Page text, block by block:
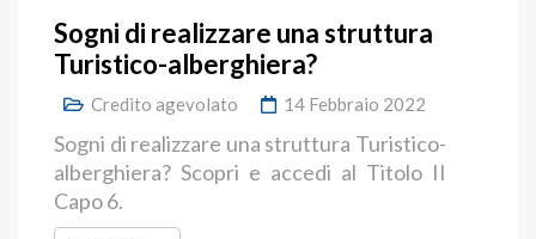
Sogni di realizzare una struttura
Turistico-alberghiera?
Credito agevolato 14 Febbraio 2022
Sogni di realizzare una struttura Turistico-
alberghiera? Scopri e accedi al Titolo II
Capo 6.